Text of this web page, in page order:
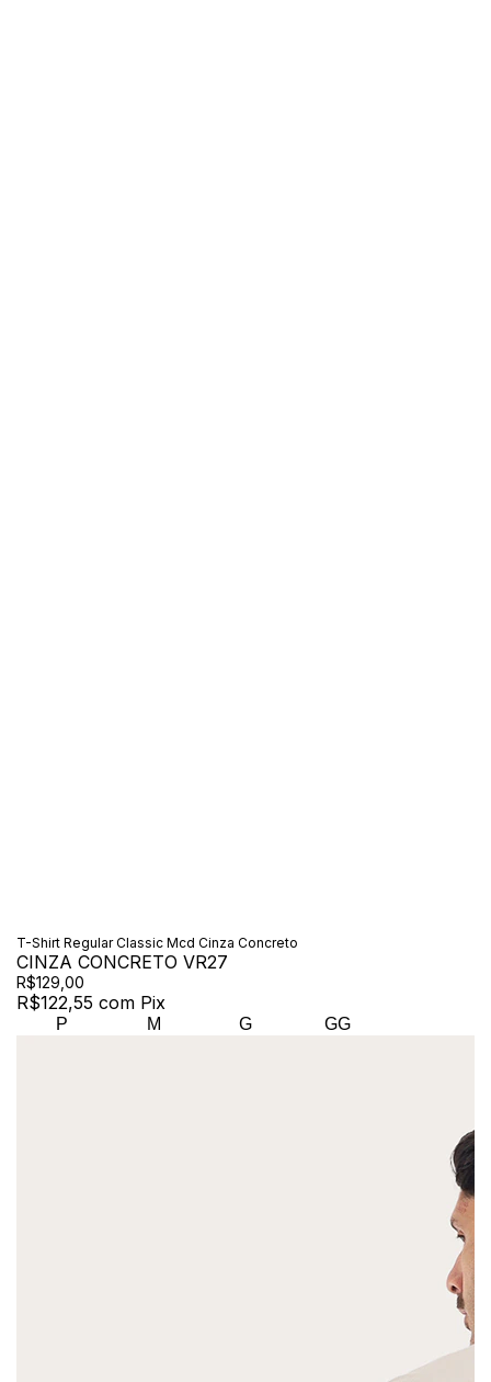
T-Shirt Regular Classic Mcd Cinza Concreto
CINZA CONCRETO VR27
R$129,00
R$122,55 com Pix
P M G GG